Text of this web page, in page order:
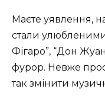
Маєте уявлення,
стали
Фігаро”, “Дон
фурор. Невже
так змінити